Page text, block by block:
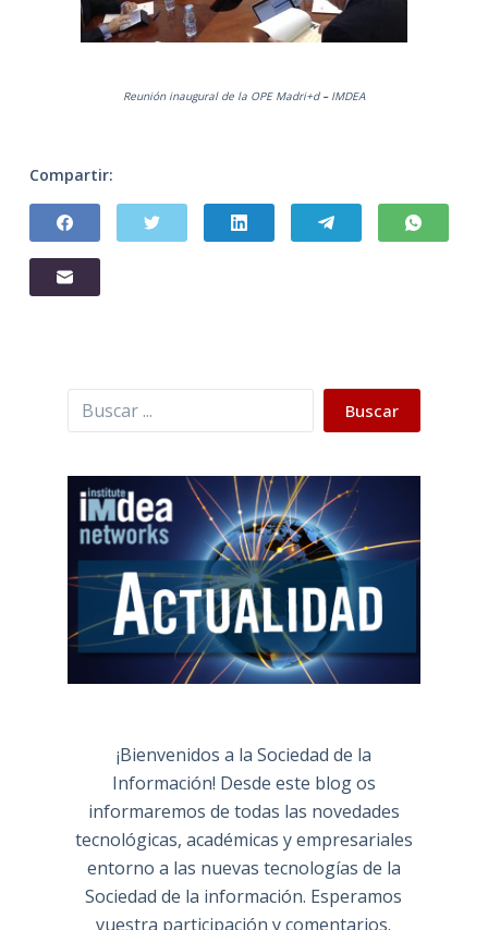
Reunión inaugural de la OPE Madri+d – IMDEA
Compartir:
Buscar Buscar
¡Bienvenidos a la Sociedad de la
Información! Desde este blog os
informaremos de todas las novedades
tecnológicas, académicas y empresariales
entorno a las nuevas tecnologías de la
Sociedad de la información. Esperamos
vuestra participación y comentarios.